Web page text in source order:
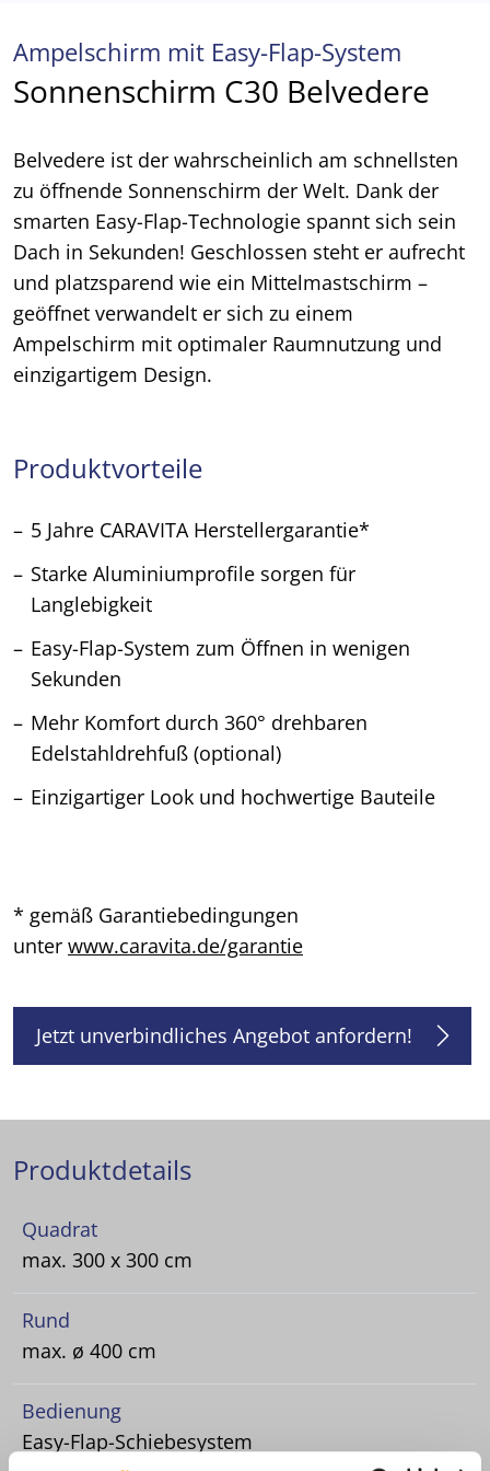
Ampelschirm mit Easy-Flap-System
Sonnenschirm C30 Belvedere
Belvedere ist der wahrscheinlich am schnellsten
zu öffnende Sonnenschirm der Welt. Dank der
smarten Easy-Flap-Technologie spannt sich sein
Dach in Sekunden! Geschlossen steht er aufrecht
und platzsparend wie ein Mittelmastschirm –
geöffnet verwandelt er sich zu einem
Ampelschirm mit optimaler Raumnutzung und
einzigartigem Design.
Produktvorteile
5 Jahre CARAVITA Herstellergarantie*
Starke Aluminiumprofile sorgen für
Langlebigkeit
Easy-Flap-System zum Öffnen in wenigen
Sekunden
Mehr Komfort durch 360° drehbaren
Edelstahldrehfuß (optional)
Einzigartiger Look und hochwertige Bauteile
* gemäß Garantiebedingungen
unter www.caravita.de/garantie
Jetzt unverbindliches Angebot anfordern!
Produktdetails
Quadrat
max. 300 x 300 cm
Rund
max. ø 400 cm
Bedienung
Easy-Flap-Schiebesystem